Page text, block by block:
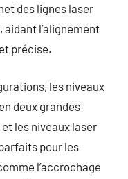
des lignes laser
l’alignement
précise.
les niveaux
deux grandes
les niveaux laser
pour les
l’accrochage